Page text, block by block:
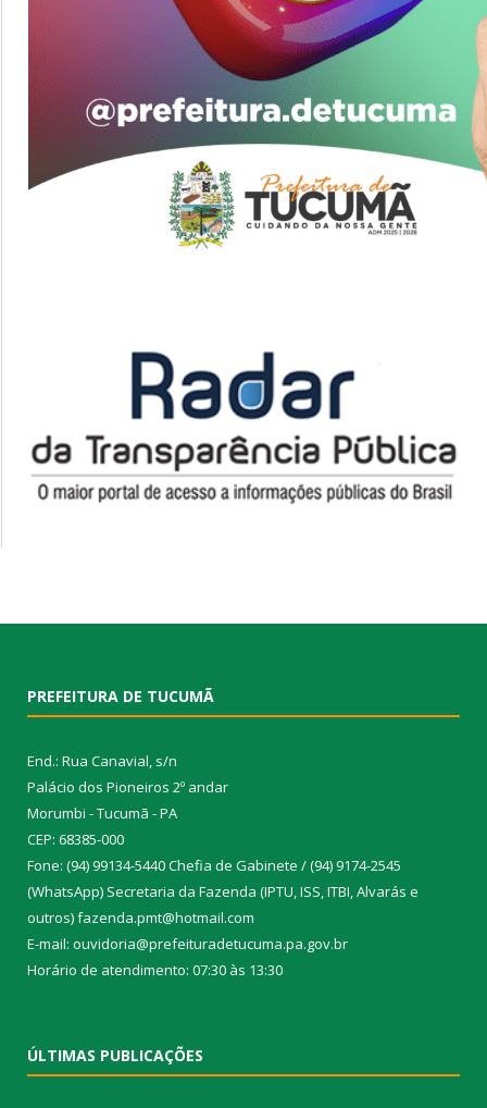
PREFEITURA DE TUCUMÃ
End.: Rua Canavial, s/n
Palácio dos Pioneiros 2º andar
Morumbi - Tucumã - PA
CEP: 68385-000
Fone: (94) 99134-5440 Chefia de Gabinete / (94) 9174-2545
(WhatsApp) Secretaria da Fazenda (IPTU, ISS, ITBI, Alvarás e
outros) fazenda.pmt@hotmail.com
E-mail: ouvidoria@prefeituradetucuma.pa.gov.br
Horário de atendimento: 07:30 às 13:30
ÚLTIMAS PUBLICAÇÕES